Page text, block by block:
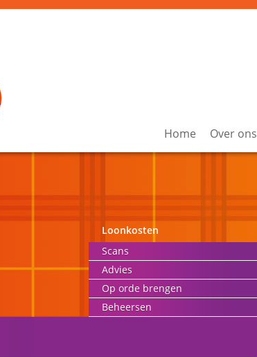
Home Over ons
Loonkosten
Scans
Advies
Op orde brengen
Beheersen